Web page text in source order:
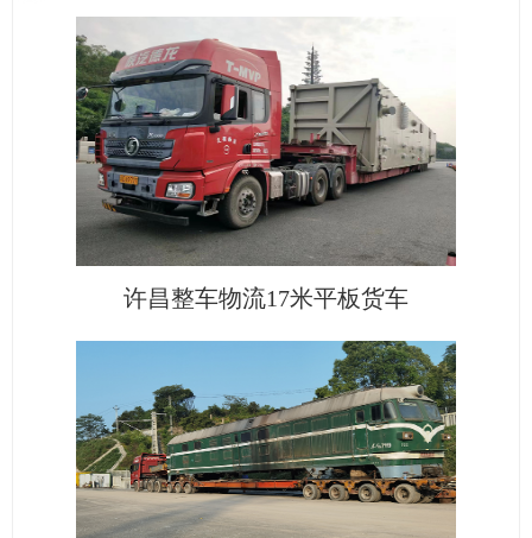
许昌整车物流17米平板货车